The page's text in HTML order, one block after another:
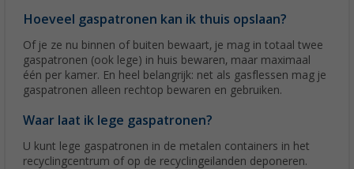
Hoeveel gaspatronen kan ik thuis opslaan?
Of je ze nu binnen of buiten bewaart, je mag in totaal twee
gaspatronen (ook lege) in huis bewaren, maar maximaal
één per kamer. En heel belangrijk: net als gasflessen mag je
gaspatronen alleen rechtop bewaren en gebruiken.
Waar laat ik lege gaspatronen?
U kunt lege gaspatronen in de metalen containers in het
recyclingcentrum of op de recyclingeilanden deponeren.